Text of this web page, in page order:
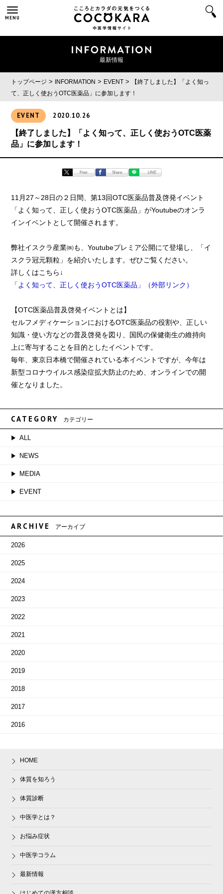
MENU
最新情報
トップページ > INFORMATION > EVENT >
【終了しました】「よく知っ
て、正しく使おうOTC医薬品」に参加します！
EVENT 2020.10.26
【終了しました】「よく知って、正しく使おうOTC医薬
品」に参加します！
Post Share LINE
11月27～28日の２日間、第13回OTC医薬品普及啓発イベント
「よく知って、正しく使おうOTC医薬品」がYoutubeのオンラ
インイベントとして開催されます。
弊社イスクラ産業㈱も、Youtubeプレミア公開にて登場し、「イ
スクラ冠元顆粒」を紹介いたします。ぜひご覧ください。
詳しくはこちら↓
「よく知って、正しく使おうOTC医薬品」（外部リンク）
【OTC医薬品普及啓発イベントとは】
セルフメディケーションにおけるOTC医薬品の役割や、正しい
知識・使い方などの普及啓発を図り、国民の保健衛生の維持向
上に寄与することを目的としたイベントです。
毎年、東京日本橋で開催されている本イベントですが、今年は
新型コロナウイルス感染症拡大防止のため、オンラインでの開
催となりました。
CATEGORY カテゴリー
ALL
NEWS
MEDIA
EVENT
ARCHIVE アーカイブ
2026
2025
2024
2023
2022
2021
2020
2019
2018
2017
2016
HOME
体質を知ろう
体質診断
中医学とは？
お悩み症状
中医学コラム
最新情報